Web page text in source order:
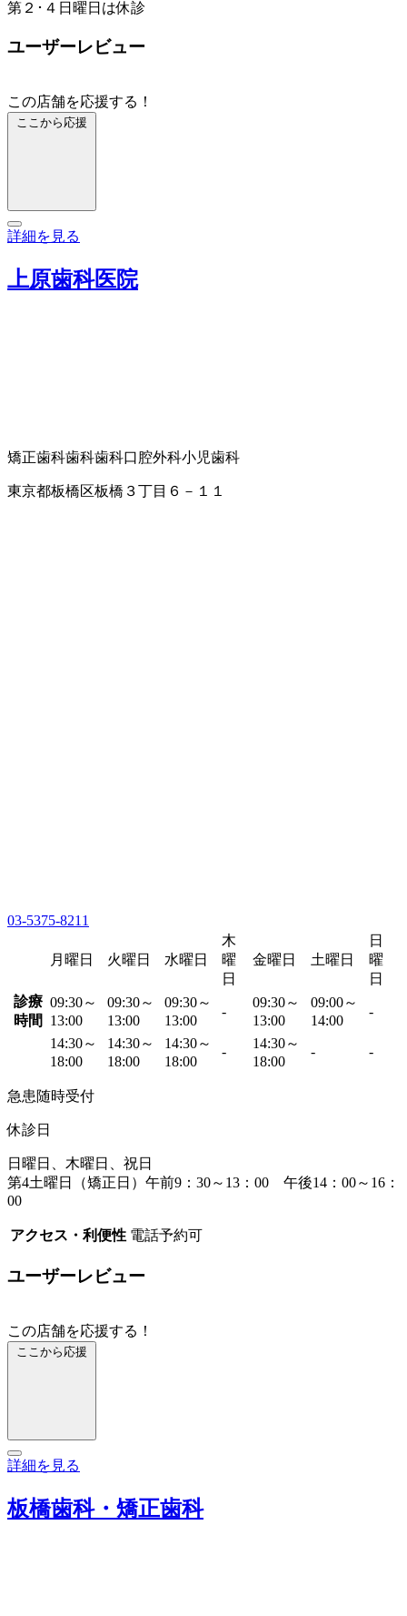
第２･４日曜日は休診
ユーザーレビュー
この店舗を応援する！
ここから応援
詳細を見る
上原歯科医院
矯正歯科歯科歯科口腔外科小児歯科
東京都板橋区板橋３丁目６－１１
03-5375-8211
月曜日 火曜日 水曜日
木
曜
日
金曜日 土曜日
日
曜
日
診療
時間
09:30～
13:00
09:30～
13:00
09:30～
13:00
-
09:30～
13:00
09:00～
14:00
-
14:30～
18:00
14:30～
18:00
14:30～
18:00
-
14:30～
18:00
- -
急患随時受付
休診日
日曜日、木曜日、祝日
第4土曜日（矯正日）午前9：30～13：00 午後14：00～16：
00
アクセス・利便性 電話予約可
ユーザーレビュー
この店舗を応援する！
ここから応援
詳細を見る
板橋歯科・矯正歯科